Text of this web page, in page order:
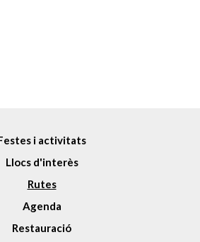
i activitats
Llocs d'interès
Rutes
Agenda
Restauració